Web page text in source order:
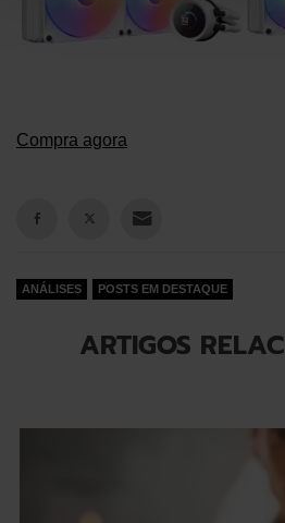
Compra agora
ANÁLISES POSTS EM DESTAQUE
ARTIGOS